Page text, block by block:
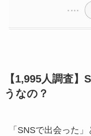
【1,995人調査
うなの？
「SNSで出会った